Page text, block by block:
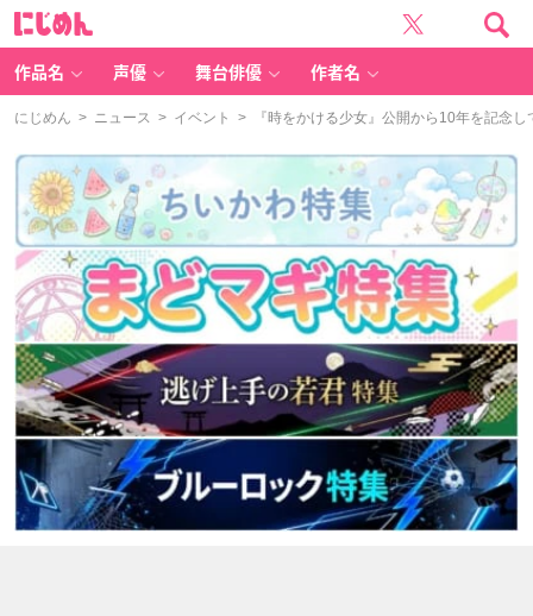
作品名 声優 舞台俳優 作者名
にじめん > ニュース > イベント > 『時をかける少女』公開から10年を記念